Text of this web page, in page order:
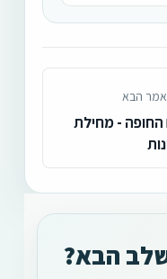
הבא
החופה - מחילת
הבא?